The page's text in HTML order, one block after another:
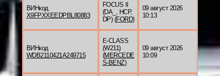
ВИНкод
X9FPXXEEDPBL80883
FOCUS II
(DA_, HCP,
DP) (FORD)
09 август 2026
10:13
ВИНкод
WDB2110421A249715
E-CLASS
(W211)
(MERCEDE
S-BENZ)
09 август 2026
10:09